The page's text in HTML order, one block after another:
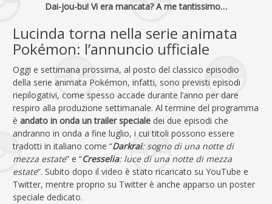
Dai-jou-bu! Vi era mancata? A me tantissimo…
Lucinda torna nella serie animata
Pokémon: l’annuncio ufficiale
Oggi e settimana prossima, al posto del classico episodio
della serie animata Pokémon, infatti, sono previsti episodi
riepilogativi, come spesso accade durante l’anno per dare
respiro alla produzione settimanale. Al termine del programma
è andato in onda un trailer speciale dei due episodi che
andranno in onda a fine luglio, i cui titoli possono essere
tradotti in italiano come “Darkrai: sogno di una notte di
mezza estate” e “Cresselia: luce di una notte di mezza
estate“. Subito dopo il video è stato ricaricato su YouTube e
Twitter, mentre proprio su Twitter è anche apparso un poster
speciale dedicato.